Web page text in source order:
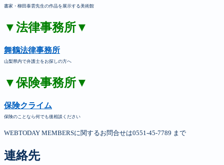
書家・柳田泰雲先生の作品を展示する美術館
▼法律事務所▼
舞鶴法律事務所
山梨県内で弁護士をお探しの方へ
▼保険事務所▼
保険クライム
保険のことなら何でも後相談ください
WEBTODAY MEMBERSに関するお問合せは0551-45-7789 まで
連絡先